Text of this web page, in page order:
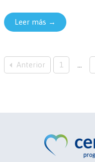
Leer más →
Anterior 1